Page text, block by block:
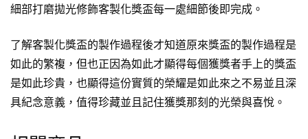
細部打磨拋光修飾客製化獎盃每一處細節後即完成。
了解客製化獎盃的製作過程後才知道原來獎盃的製作過程是
如此的繁複，但也正因為如此才顯得每個獲獎者手上的獎盃
是如此珍貴，也顯得這份實質的榮耀是如此來之不易並且深
具紀念意義，值得珍藏並且記住獲獎那刻的光榮與喜悅。